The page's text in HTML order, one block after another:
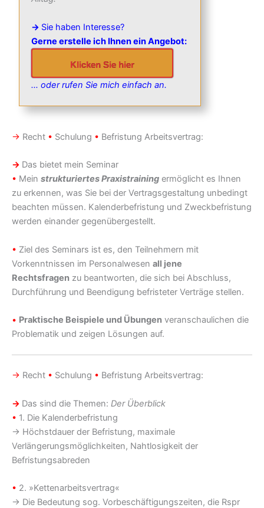
→ Sie haben Interesse?
Gerne erstelle ich Ihnen ein Angebot:
Klicken Sie hier
… oder rufen Sie mich einfach an.
→ Recht • Schulung • Befristung Arbeitsvertrag:
→ Das bietet mein Seminar
• Mein strukturiertes Praxistraining ermöglicht es Ihnen
zu erkennen, was Sie bei der Vertragsgestaltung unbedingt
beachten müssen. Kalenderbefristung und Zweckbefristung
werden einander gegenübergestellt.
• Ziel des Seminars ist es, den Teilnehmern mit
Vorkenntnissen im Personalwesen all jene
Rechtsfragen zu beantworten, die sich bei Abschluss,
Durchführung und Beendigung befristeter Verträge stellen.
• Praktische Beispiele und Übungen veranschaulichen die
Problematik und zeigen Lösungen auf.
→ Recht • Schulung • Befristung Arbeitsvertrag:
→ Das sind die Themen: Der Überblick
• 1. Die Kalenderbefristung
→ Höchstdauer der Befristung, maximale
Verlängerungsmöglichkeiten, Nahtlosigkeit der
Befristungsabreden
• 2. »Kettenarbeitsvertrag«
→ Die Bedeutung sog. Vorbeschäftigungszeiten, die Rspr